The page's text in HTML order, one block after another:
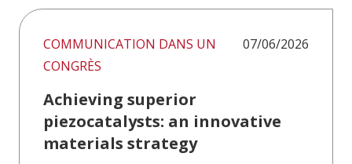
COMMUNICATION DANS UN
CONGRÈS
07/06/2026
Achieving superior
piezocatalysts: an innovative
materials strategy